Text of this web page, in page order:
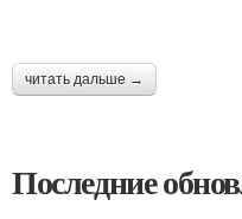
читать дальше →
Последние